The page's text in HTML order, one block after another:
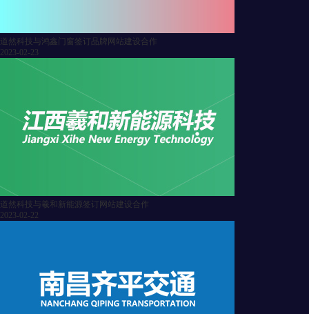
道然科技与鸿鑫门窗签订品牌网站建设合作
2023-02-23
道然科技与羲和新能源签订网站建设合作
2023-02-22